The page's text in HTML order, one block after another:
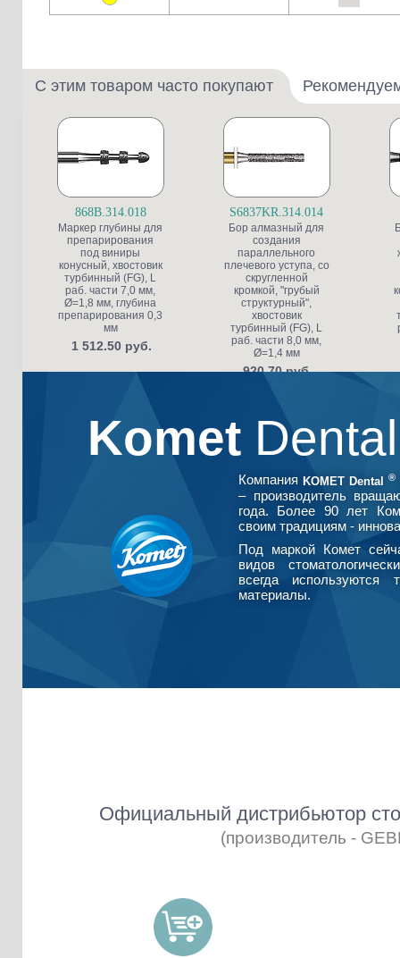
С этим товаром часто покупают
868B.314.018
Маркер глубины для
препарирования
под виниры
конусный, хвостовик
турбинный (FG), L
раб. части 7,0 мм,
Ø=1,8 мм, глубина
препарирования 0,3
мм
1 512.50 руб.
S6837KR.314.014
Бор алмазный для
создания
параллельного
плечевого уступа, со
скругленной
кромкой, "грубый
структурный",
хвостовик
турбинный (FG), L
раб. части 8,0 мм,
Ø=1,4 мм
920.70 руб.
Komet
Компания KOMET Dental ®
– производитель
года. Более 90 лет
своим традициям -
Под маркой Комет
видов
всегда используются
материалы.
Официальный дистрибьютор
(производитель -